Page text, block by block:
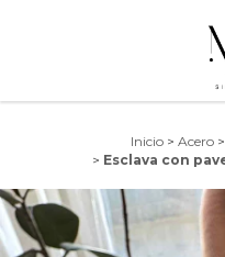
Inicio > Acero >
> Esclava con